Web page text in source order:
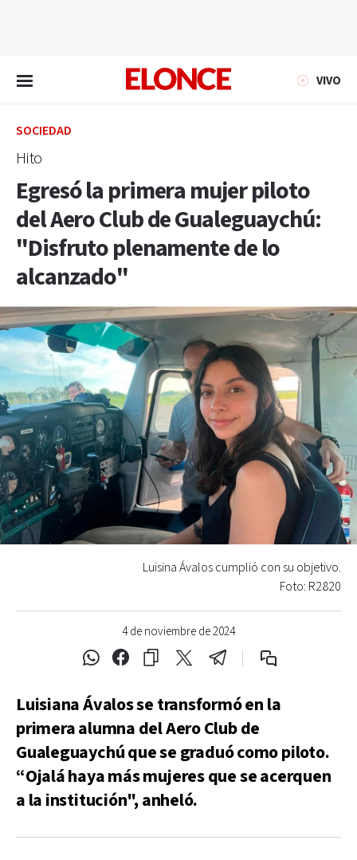
VIVO
SOCIEDAD
Hito
Egresó la primera mujer piloto
del Aero Club de Gualeguaychú:
"Disfruto plenamente de lo
alcanzado"
4 de noviembre de 2024
Luisina Ávalos cumplió con su objetivo.
Foto: R2820
Luisiana Ávalos se transformó en la
primera alumna del Aero Club de
Gualeguaychú que se graduó como piloto.
“Ojalá haya más mujeres que se acerquen
a la institución", anheló.